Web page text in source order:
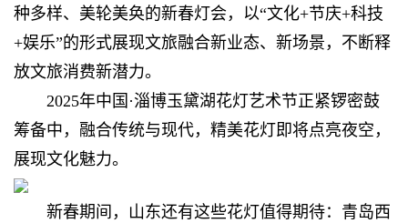
种多样、美轮美奂的新春灯会，以“文化+节庆+科技
+娱乐”的形式展现文旅融合新业态、新场景，不断释
放文旅消费新潜力。
2025年中国·淄博玉黛湖花灯艺术节正紧锣密鼓
筹备中，融合传统与现代，精美花灯即将点亮夜空，
展现文化魅力。
新春期间，山东还有这些花灯值得期待：青岛西